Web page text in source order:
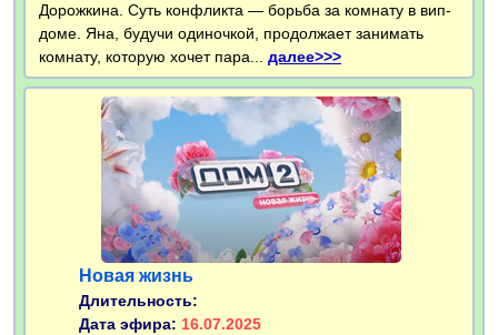
Дорожкина. Суть конфликта — борьба за комнату в вип-
доме. Яна, будучи одиночкой, продолжает занимать
комнату, которую хочет пара... далее>>>
Новая жизнь
Длительность:
Дата эфира: 16.07.2025